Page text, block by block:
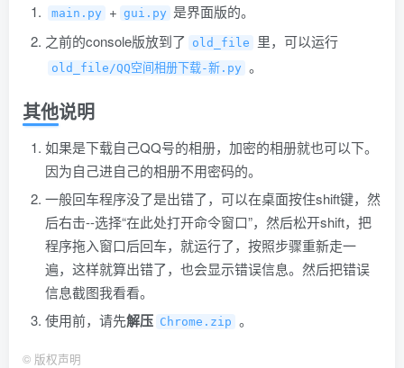
main.py + gui.py 是界面版的。
之前的console版放到了
old_file 里，可以运行
old_file/QQ空间相册下载-新.py 。
其他说明
如果是下载自己QQ号的相册，加密的相册就也可以下。
因为自己进自己的相册不用密码的。
一般回车程序没了是出错了，可以在桌面按住shift键，然
后右击--选择“在此处打开命令窗口”，然后松开shift，把
程序拖入窗口后回车，就运行了，按照步骤重新走一
遍，这样就算出错了，也会显示错误信息。然后把错误
信息截图我看看。
使用前，请先解压 Chrome.zip 。
© 版权声明